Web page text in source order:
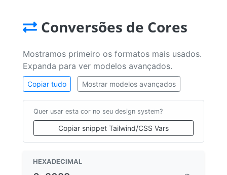
Conversões de Cores
Mostramos primeiro os formatos mais usados.
Expanda para ver modelos avançados.
Copiar tudo Mostrar modelos avançados
Quer usar esta cor no seu design system?
Copiar snippet Tailwind/CSS Vars
HEXADECIMAL